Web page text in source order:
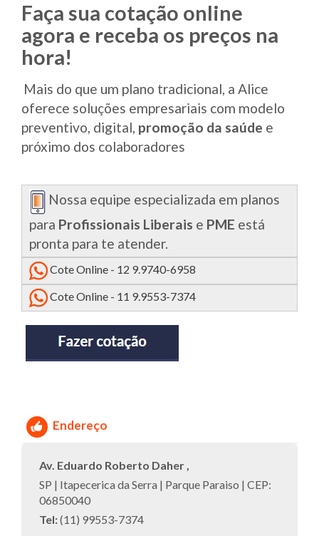
Faça sua cotação online
agora e receba os preços na
hora!
Mais do que um plano tradicional, a Alice
oferece soluções empresariais com modelo
preventivo, digital, promoção da saúde e
próximo dos colaboradores
Nossa equipe especializada em planos
para Profissionais Liberais e PME está
pronta para te atender.
Cote Online - 12 9.9740-6958
Cote Online - 11 9.9553-7374
Endereço
Av. Eduardo Roberto Daher ,
SP | Itapecerica da Serra | Parque Paraiso | CEP:
06850040
Tel:(11) 99553-7374